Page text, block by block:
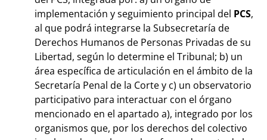
implementación y seguimiento principal del PCS,
al que podrá integrarse la Subsecretaría de
Derechos Humanos de Personas Privadas de su
Libertad, según lo determine el Tribunal; b) un
área específica de articulación en el ámbito de la
Secretaría Penal de la Corte y c) un observatorio
participativo para interactuar con el órgano
mencionado en el apartado a), integrado por los
organismos que, por los derechos del colectivo